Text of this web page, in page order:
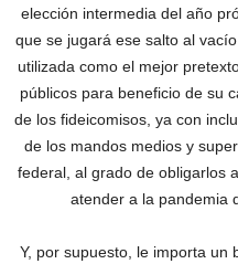
elección intermedia del año
que se jugará ese salto al
utilizada como el mejor
públicos para beneficio de su
de los fideicomisos, ya con
de los mandos medios y
federal, al grado de obligarlos
atender a la pandemia
Y, por supuesto, le importa un